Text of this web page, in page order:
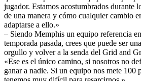
jugador. Estamos acostumbrados durante
de una manera y cómo cualquier cambio
adaptarse a ello.»
– Siendo Memphis un equipo referencia
temporada pasada, crees que puede ser
orgullo y volver a la senda del Grid and
«Ese es el único camino, si nosotros no
ganar a nadie. Si un equipo nos mete 100